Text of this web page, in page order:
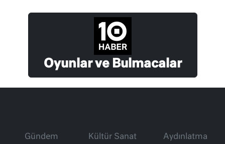
Oyunlar ve Bulmacalar
Gündem
Kültür Sanat
Aydınlatma